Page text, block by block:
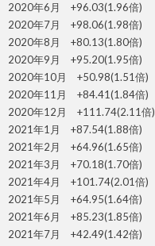
2020年6月 +96.03(1.96倍)
2020年7月 +98.06(1.98倍)
2020年8月 +80.13(1.80倍)
2020年9月 +95.20(1.95倍)
2020年10月 +50.98(1.51倍)
2020年11月 +84.41(1.84倍)
2020年12月 +111.74(2.11倍)
2021年1月 +87.54(1.88倍)
2021年2月 +64.96(1.65倍)
2021年3月 +70.18(1.70倍)
2021年4月 +101.74(2.01倍)
2021年5月 +64.95(1.64倍)
2021年6月 +85.23(1.85倍)
2021年7月 +42.49(1.42倍)